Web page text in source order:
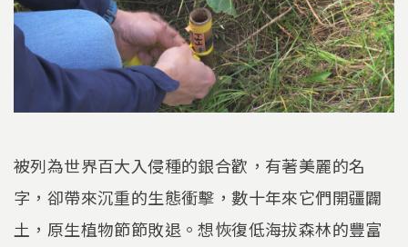
被列為世界百大入侵種的銀合歡，有著美麗的名
字，卻帶來沉重的生態衝擊，數十年來它們開疆闢
土，原生植物節節敗退。想恢復低海拔森林的豐富